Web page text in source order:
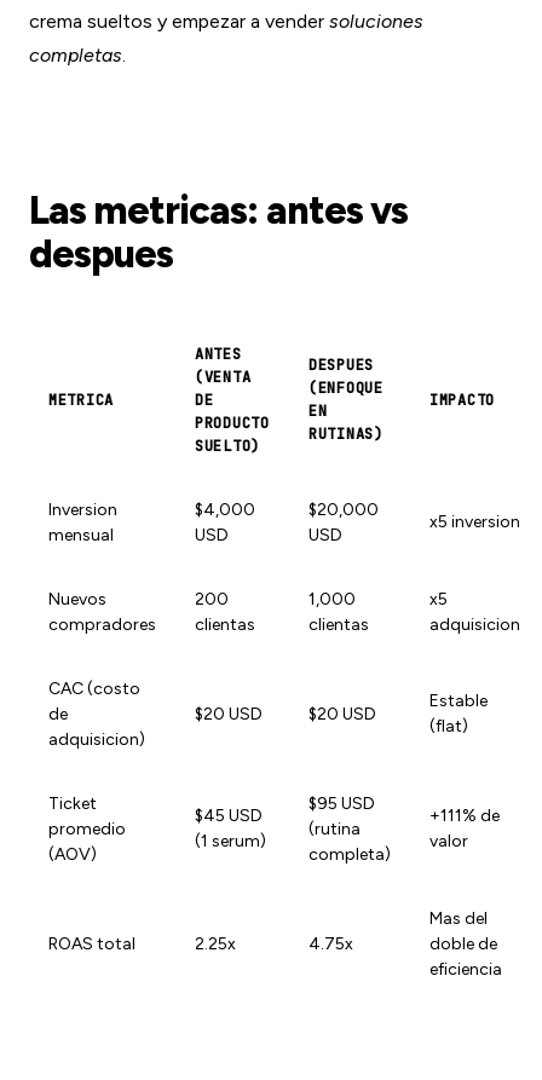
crema sueltos y empezar a vender soluciones
completas.
Las metricas: antes vs
despues
METRICA
ANTES
(VENTA
DE
PRODUCTO
SUELTO)
DESPUES
(ENFOQUE
EN
RUTINAS)
IMPACTO
Inversion
mensual
$4,000
USD
$20,000
USD
x5 inversion
Nuevos
compradores
200
clientas
1,000
clientas
x5
adquisicion
CAC (costo
de
adquisicion)
$20 USD $20 USD
Estable
(flat)
Ticket
promedio
(AOV)
$45 USD
(1 serum)
$95 USD
(rutina
completa)
+111% de
valor
ROAS total 2.25x 4.75x
Mas del
doble de
eficiencia